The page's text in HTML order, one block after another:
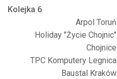
Kolejka 6
Arpol Toruń
Holiday "Życie Chojnic"
Chojnice
TPC Komputery Legnica
Baustal Kraków